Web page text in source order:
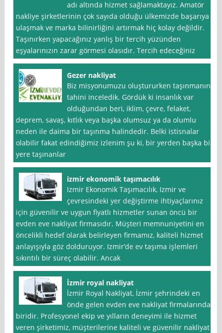
adı altında hizmet sağlamaktayız. Amatör
nakliye şirketlerinin çok sayıda olduğu ülkemizde başarıya
ulaşmak ve marka bilinirliğini artırmak hiç kolay değildir.
Taşınırken yapacağınız yanlış bir tercih yüzünden
eşyalarınızın zarar görmesi olasıdır. Tercih edeceğiniz
Gezer nakliyat
Biz misyonumuzu oluştururken taşınmanın
tahini inceledik. Gördük ki insanlık var
olduğundan beri, iklim, çevre, felaket,
deprem, savaş, kıtlık veya başka olumsuz ya da olumlu
neden ile daima bir taşınma halindedir. Belki istisnalar
olabilir fakat edindiğimiz izlenim şu ki, bir yerden başka bir
yere taşınanlar
izmir ekonomik taşımacılık
Izmir Ekonomik Taşımacılık, Izmir ve
çevresindeki yer değiştirme ihtiyaçlarınız
için güvenilir ve uygun fiyatlı hizmetler sunan öncü bir
evden eve nakliyat firmasıdır. Müşteri memnuniyetini en
öncelikli hedef olarak belirleyen firmamız, kaliteli hizmet
anlayışıyla göz dolduruyor. Izmir’de ev taşıma işlemleri
sıkıntılı bir süreç olabilir. Ancak
İzmir royal nakliyat
İzmir Royal Nakliyat, İzmir şehrindeki en
önde gelen evden eve nakliyat firmalarından
biridir. Profesyonel ekip ve yılların deneyimi ile hizmet
veren şirketimiz, müşterilerine kaliteli ve güvenilir nakliyat